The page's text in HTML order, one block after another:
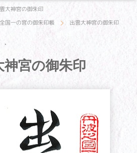
大神宮の御朱印
全国一の宮の御朱印帳 出雲大神宮の御朱印
神宮の御朱印